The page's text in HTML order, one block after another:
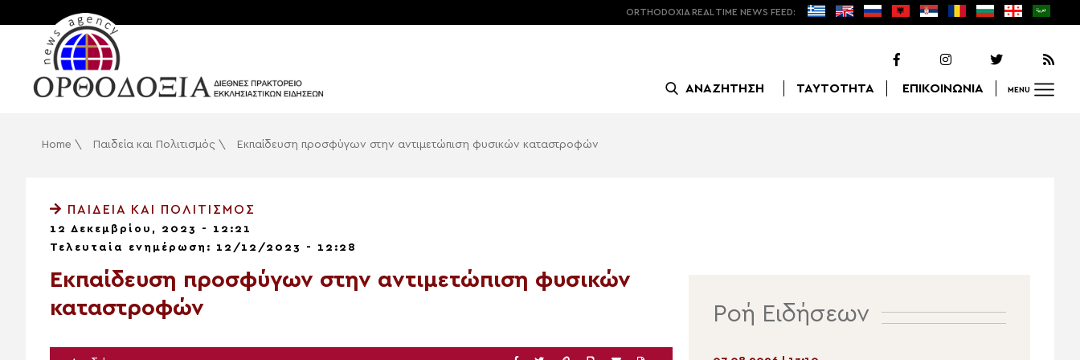
ORTHODOXIA REAL TIME NEWS FEED:
ΑΝΑΖΗΤΗΣΗ ΤΑΥΤΟΤΗΤΑ ΕΠΙΚΟΙΝΩΝΙΑ MENU
Home \ Παιδεία και Πολιτισμός \ Εκπαίδευση προσφύγων στην αντιμετώπιση φυσικών καταστροφών
ΠΑΙΔΕΊΑ ΚΑΙ ΠΟΛΙΤΙΣΜΌΣ
12 Δεκεμβρίου, 2023 - 12:21
Τελευταία ενημέρωση: 12/12/2023 - 12:28
Εκπαίδευση προσφύγων στην αντιμετώπιση φυσικών
καταστροφών
Ροή Ειδήσεων